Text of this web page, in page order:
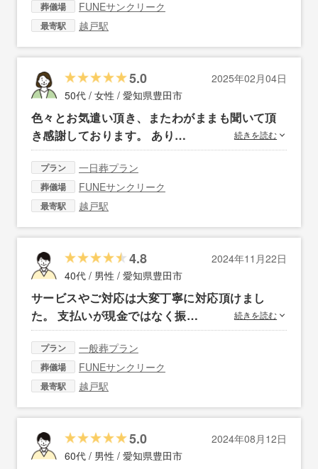
葬儀場 FUNEサンクリーク
最寄駅 越戸駅
5.0
2025年02月04日
50代 / 女性 / 愛知県豊田市
色々とお気遣い頂き、またわがままも聞いて頂
き感謝しております。 あり…
続きを読む
プラン 一日葬プラン
葬儀場 FUNEサンクリーク
最寄駅 越戸駅
4.8
2024年11月22日
40代 / 男性 / 愛知県豊田市
サービスやご対応は大変丁寧に対応頂けまし
た。 支払いが現金ではなく振…
続きを読む
プラン 一般葬プラン
葬儀場 FUNEサンクリーク
最寄駅 越戸駅
5.0
2024年08月12日
60代 / 男性 / 愛知県豊田市